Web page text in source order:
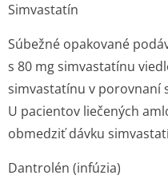
Simvastatín
Súbežné opakované
s 80 mg simvastatínu
simvastatínu v porovnaní
U pacientov liečených
obmedziť dávku
Dantrolén (infúzia)